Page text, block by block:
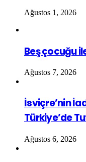
Ağustos 1, 2026
Beş çocuğu
Ağustos 7, 2026
İsviçre’nin
Türkiye’de
Ağustos 6, 2026